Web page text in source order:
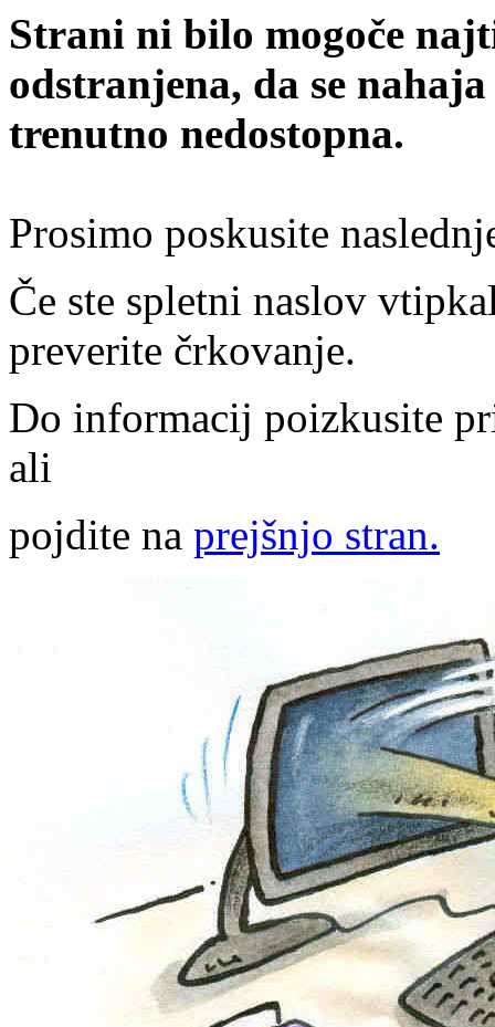
Strani ni bilo mogoče
odstranjena, da se
trenutno nedostopna.
Prosimo poskusite
Če ste spletni naslov
preverite črkovanje.
Do informacij poizkusite
ali
pojdite na prejšnjo stran.